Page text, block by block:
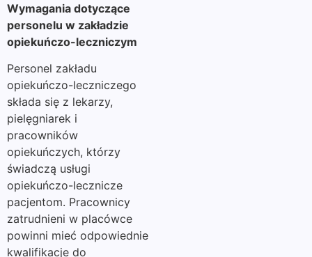
Wymagania dotyczące
personelu w zakładzie
opiekuńczo-leczniczym
Personel zakładu
opiekuńczo-leczniczego
składa się z lekarzy,
pielęgniarek i
pracowników
opiekuńczych, którzy
świadczą usługi
opiekuńczo-lecznicze
pacjentom. Pracownicy
zatrudnieni w placówce
powinni mieć odpowiednie
kwalifikacje do